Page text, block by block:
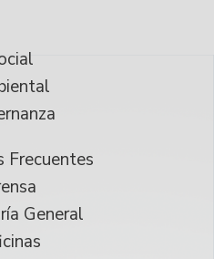
Frecuentes
General